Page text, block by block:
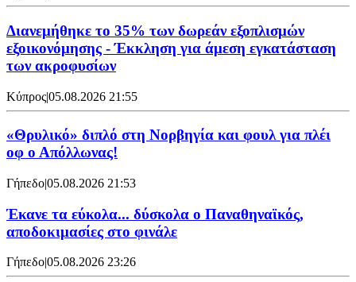
Διανεμήθηκε το 35% των δωρεάν εξοπλισμών
εξοικονόμησης - Έκκληση για άμεση εγκατάσταση
των ακροφυσίων
Κύπρος|05.08.2026 21:55
«Θρυλικό» διπλό στη Νορβηγία και φουλ για πλέι
οφ ο Απόλλωνας!
Γήπεδο|05.08.2026 21:53
Έκανε τα εύκολα... δύσκολα ο Παναθηναϊκός,
αποδοκιμασίες στο φινάλε
Γήπεδο|05.08.2026 23:26